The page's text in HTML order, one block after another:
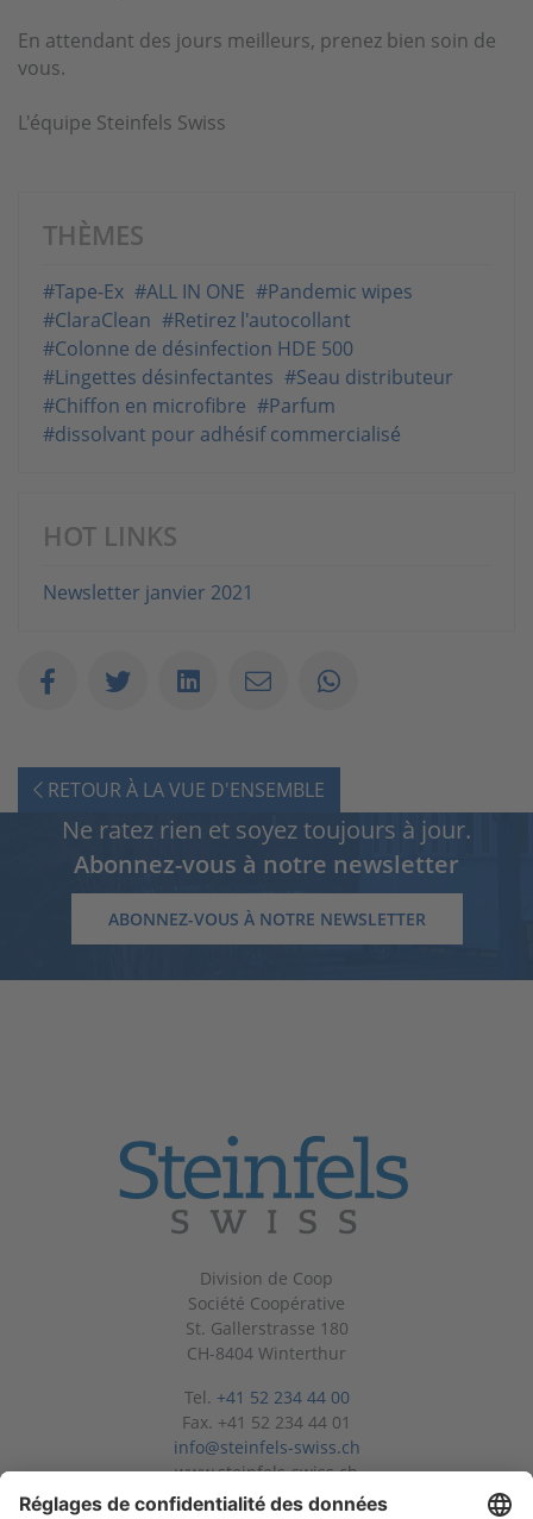
En attendant des jours meilleurs, prenez bien soin de
vous.
L'équipe Steinfels Swiss
THÈMES
#Tape-Ex #ALL IN ONE #Pandemic wipes
#ClaraClean #Retirez l'autocollant
#Colonne de désinfection HDE 500
#Lingettes désinfectantes #Seau distributeur
#Chiffon en microfibre #Parfum
#dissolvant pour adhésif commercialisé
HOT LINKS
Newsletter janvier 2021
RETOUR À LA VUE D'ENSEMBLE
Ne ratez rien et soyez toujours à jour.
Abonnez-vous à notre newsletter
ABONNEZ-VOUS À NOTRE NEWSLETTER
Division de Coop
Société Coopérative
St. Gallerstrasse 180
CH-8404 Winterthur
Tel. +41 52 234 44 00
Fax. +41 52 234 44 01
info@steinfels-swiss.ch
www.steinfels-swiss.ch